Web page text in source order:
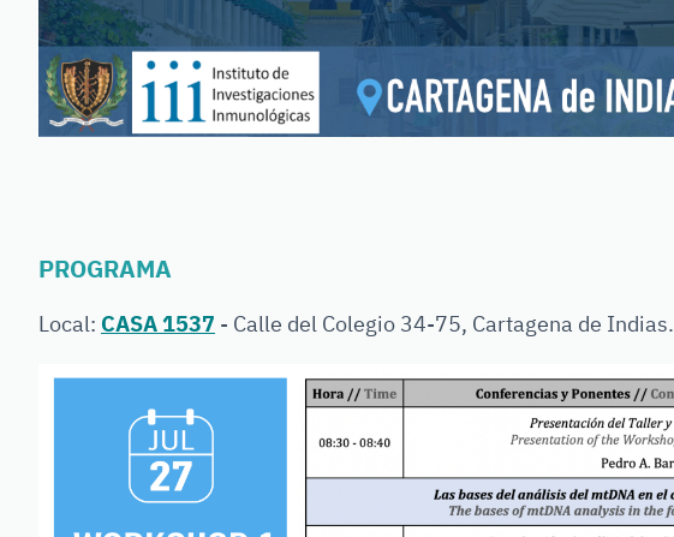
PROGRAMA
Local: CASA 1537 - Calle del Colegio 34-75, Cartagena de Indias.